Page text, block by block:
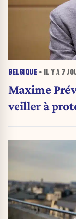
BELGIQUE • IL Y A 7
Maxime
veiller à